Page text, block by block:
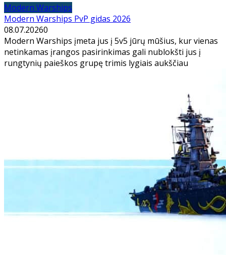
Modern Warships
Modern Warships PvP gidas 2026
08.07.20260
Modern Warships įmeta jus į 5v5 jūrų mūšius, kur vienas
netinkamas įrangos pasirinkimas gali nublokšti jus į
rungtynių paieškos grupę trimis lygiais aukščiau